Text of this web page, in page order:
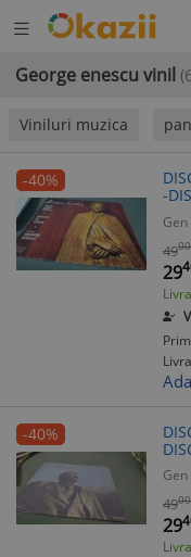
Deschide
meniul
George enescu vinil
Viniluri muzica
-40%
-
4900
29
-40%
4900
29